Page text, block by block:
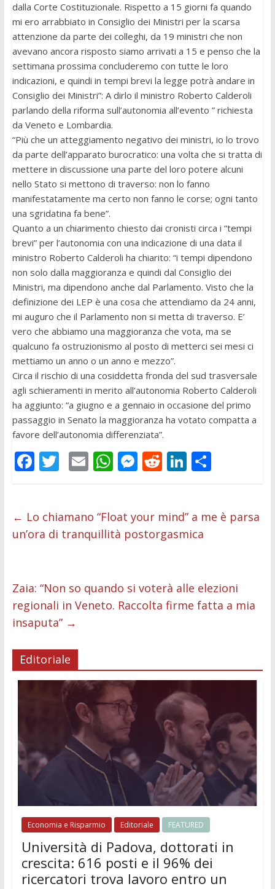
dalla Corte Costituzionale. Rispetto a 15 giorni fa quando
mi ero arrabbiato in Consiglio dei Ministri per la scarsa
attenzione da parte dei colleghi, da 19 ministri che non
avevano ancora risposto siamo arrivati a 15 e penso che la
settimana prossima concluderemo con tutte le loro
indicazioni, e quindi in tempi brevi la legge potrà andare in
Consiglio dei Ministri”: A dirlo il ministro Roberto Calderoli
parlando della riforma sull’autonomia all’evento ” richiesta
da Veneto e Lombardia.
“Più che un atteggiamento negativo dei ministri, io lo trovo
da parte dell’apparato burocratico: una volta che si tratta di
mettere in discussione una parte del loro potere alcuni
nello Stato si mettono di traverso: non lo fanno
manifestatamente ma certo non fanno le corse; ogni tanto
una sgridatina fa bene”.
Quanto a un chiarimento chiesto dai cronisti circa i “tempi
brevi” per l’autonomia con una indicazione di una data il
ministro Roberto Calderoli ha chiarito: “i tempi dipendono
non solo dalla maggioranza e quindi dal Consiglio dei
Ministri, ma dipendono anche dal Parlamento. Visto che la
definizione dei LEP è una cosa che attendiamo da 24 anni,
mi auguro che il Parlamento non si metta di traverso. E’
vero che abbiamo una maggioranza che vota, ma se
qualcuno fa ostruzionismo al posto di metterci sei mesi ci
mettiamo un anno o un anno e mezzo”.
Circa il rischio di una cosiddetta fronda del sud trasversale
agli schieramenti in merito all’autonomia Roberto Calderoli
ha aggiunto: “a giugno e a gennaio in occasione del primo
passaggio in Senato la maggioranza ha votato compatta a
favore dell’autonomia differenziata”.
F
b
o
k
T
er
E
l
W
s
A
p
M
e
n
er
R
di
t
Li
e
dI
C
di
← Lo chiamano “Float your mind” a me è parsa
un’ora di tranquillità postorgasmica
Zaia: “Non so quando si voterà alle elezioni
regionali in Veneto. Raccolta firme fatta a mia
insaputa” →
Editoriale
Economia e Risparmio Editoriale FEATURED
Università di Padova, dottorati in
crescita: 616 posti e il 96% dei
ricercatori trova lavoro entro un